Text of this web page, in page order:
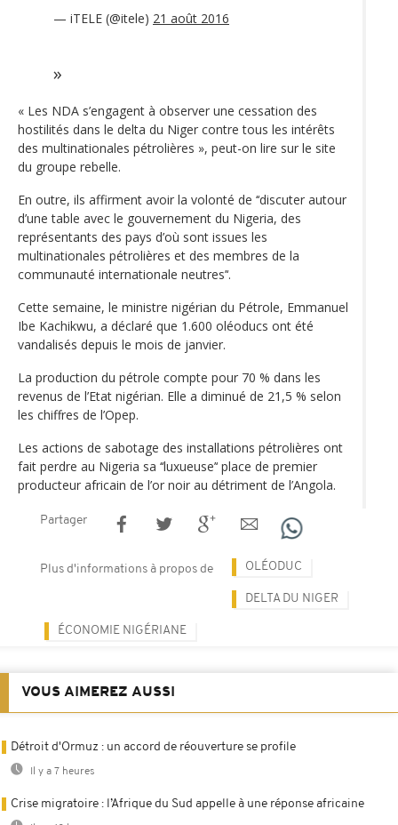
— iTELE (@itele) 21 août 2016
« Les NDA s’engagent à observer une cessation des
hostilités dans le delta du Niger contre tous les intérêts
des multinationales pétrolières », peut-on lire sur le site
du groupe rebelle.
En outre, ils affirment avoir la volonté de ‘‘discuter autour
d’une table avec le gouvernement du Nigeria, des
représentants des pays d’où sont issues les
multinationales pétrolières et des membres de la
communauté internationale neutres’‘.
Cette semaine, le ministre nigérian du Pétrole, Emmanuel
Ibe Kachikwu, a déclaré que 1.600 oléoducs ont été
vandalisés depuis le mois de janvier.
La production du pétrole compte pour 70 % dans les
revenus de l’Etat nigérian. Elle a diminué de 21,5 % selon
les chiffres de l’Opep.
Les actions de sabotage des installations pétrolières ont
fait perdre au Nigeria sa ‘‘luxueuse’‘ place de premier
producteur africain de l’or noir au détriment de l’Angola.
Partager
Plus d'informations à propos de OLÉODUC
DELTA DU NIGER
ÉCONOMIE NIGÉRIANE
VOUS AIMEREZ AUSSI
Détroit d'Ormuz : un accord de réouverture se profile
Il y a 7 heures
Crise migratoire : l’Afrique du Sud appelle à une réponse africaine